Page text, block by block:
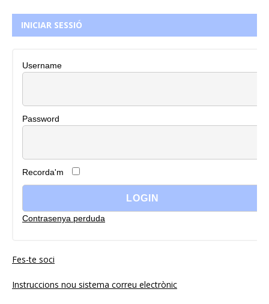
INICIAR SESSIÓ
Username
Password
Recorda'm
Contrasenya perduda
Fes-te soci
Instruccions nou sistema correu electrònic